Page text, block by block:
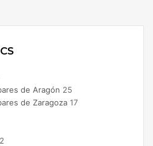
de Aragón 25
de Zaragoza 17